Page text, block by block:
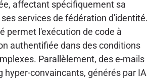
affectant spécifiquement sa
services de fédération d'identité.
permet l'exécution de code à
authentifiée dans des conditions
Parallèlement, des e-mails
hyper-convaincants, générés par IA